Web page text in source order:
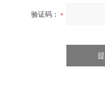
验证码：